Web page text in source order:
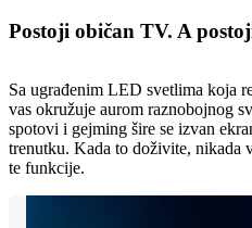
Postoji običan TV. A
Sa ugrađenim LED svetlima koja
vas okružuje aurom raznobojnog
spotovi i gejming šire se izvan
trenutku. Kada to doživite, nikada
te funkcije.